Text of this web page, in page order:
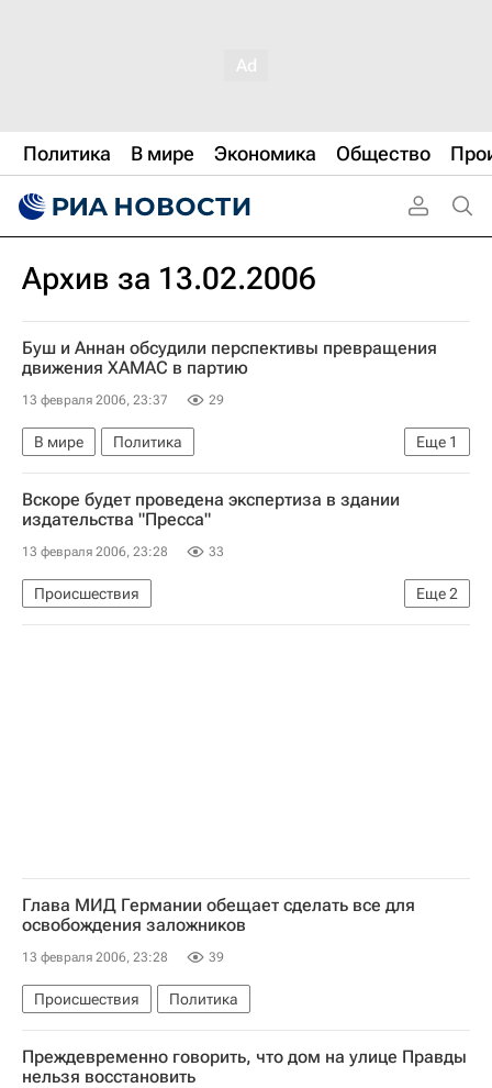
Политика В мире Экономика Общество
Архив за 13.02.2006
Буш и Аннан обсудили перспективы превращения
движения ХАМАС в партию
13 февраля 2006, 23:37 29
Еще 1
В мире
Политика
В Палестине прошли парламентские выборы. Реакции
Вскоре будет проведена экспертиза в здании
издательства "Пресса"
13 февраля 2006, 23:28 33
Еще2
Происшествия
Пожар в здании издательства "Пресса" в Москве
Глава МИД Германии обещает сделать все для
освобождения заложников
13 февраля 2006, 23:28 39
Происшествия Политика
Преждевременно говорить, что дом на улице Правды
нельзя восстановить